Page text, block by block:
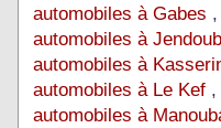
automobiles à Gabes
automobiles à
automobiles à
automobiles à Le Kef
automobiles à